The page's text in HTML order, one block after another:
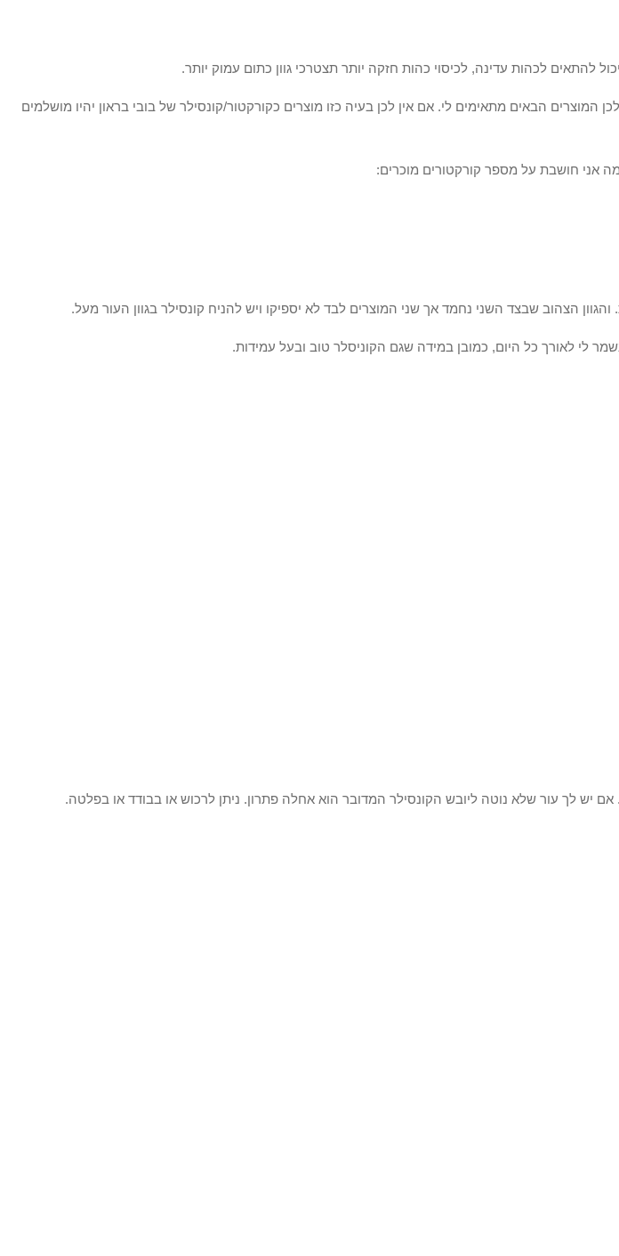
להתאים לכהות עדינה, לכיסוי כהות חזקה יותר תצטרכי גוון כתום עמוק יותר.
המוצרים הבאים מתאימים לי. אם אין לכן בעיה כזו מוצרים כקורקטור/קונסילר של בובי בראון יהיו מושלמים
אני חושבת על מספר קורקטורים מוכרים:
הצהוב שבצד השני נחמד אך שני המוצרים לבד לא יספיקו ויש להניח קונסילר בגוון העור מעל.
לי לאורך כל היום, כמובן במידה שגם הקוניסלר טוב ובעל עמידות.
יש לך עור שלא נוטה ליובש הקונסילר המדובר הוא אחלה פתרון. ניתן לרכוש או בבודד או בפלטה.